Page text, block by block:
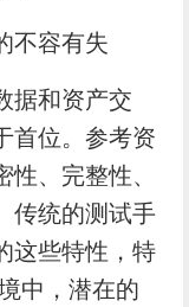
不容有失
据和资产交
首位。参考资
、完整性、
传统的测试手
这些特性，特
中，潜在的